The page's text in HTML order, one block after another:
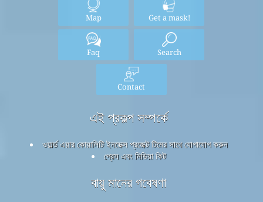
Map Get a mask!
Faq Search
Contact
এই প্রকল্প সম্পর্কে
ওয়ার্ল্ড এয়ার কোয়ালিটি ইনডেক্স প্রজেক্ট টিমের সাথে যোগাযোগ করুন
প্রেস এবং মিডিয়া কিট
বায়ু মানের গবেষণা